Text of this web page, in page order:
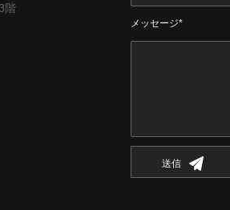
階
メッセージ*
送信